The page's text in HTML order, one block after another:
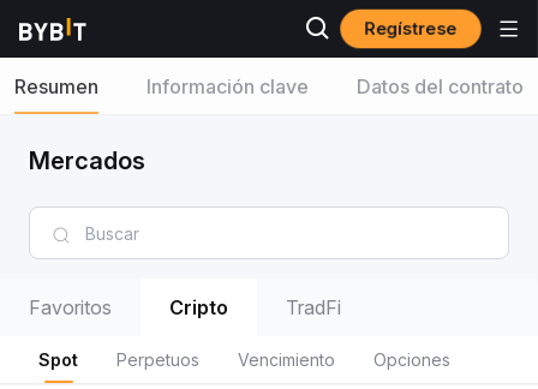
Regístrese
Resumen Información clave Datos del contrato
Mercados
Favoritos Cripto TradFi
Spot Perpetuos Vencimiento Opciones